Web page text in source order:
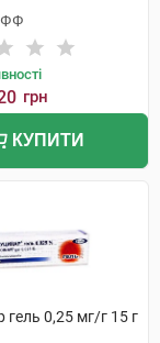
ФФ
грн
КУПИТИ
0,25 мг/г 15 г